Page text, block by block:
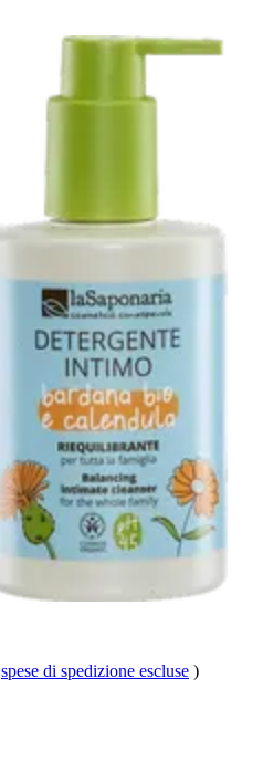
spese di spedizione escluse )